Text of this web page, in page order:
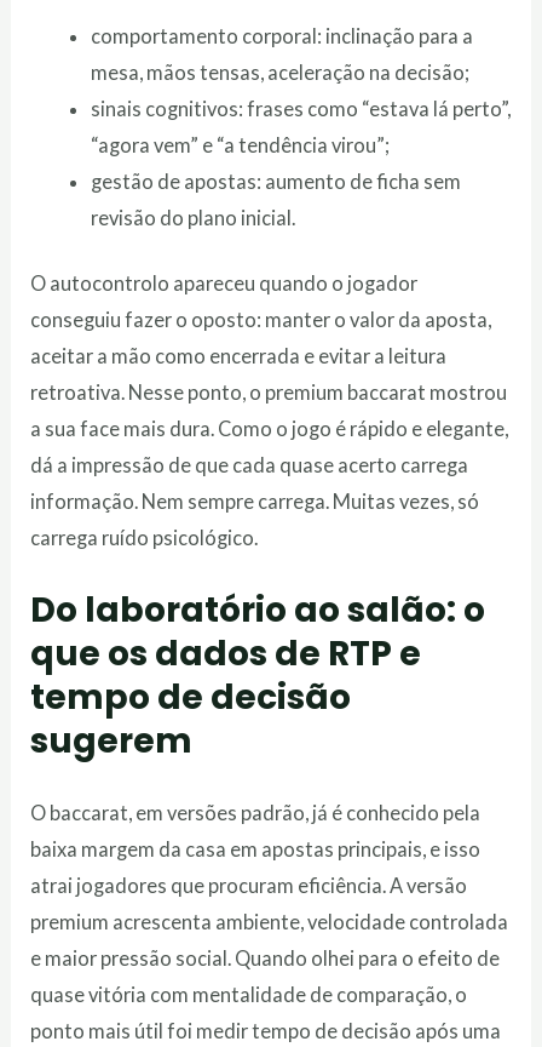
comportamento corporal: inclinação para a
mesa, mãos tensas, aceleração na decisão;
sinais cognitivos: frases como “estava lá perto”,
“agora vem” e “a tendência virou”;
gestão de apostas: aumento de ficha sem
revisão do plano inicial.
O autocontrolo apareceu quando o jogador
conseguiu fazer o oposto: manter o valor da aposta,
aceitar a mão como encerrada e evitar a leitura
retroativa. Nesse ponto, o premium baccarat mostrou
a sua face mais dura. Como o jogo é rápido e elegante,
dá a impressão de que cada quase acerto carrega
informação. Nem sempre carrega. Muitas vezes, só
carrega ruído psicológico.
Do laboratório ao salão: o
que os dados de RTP e
tempo de decisão
sugerem
O baccarat, em versões padrão, já é conhecido pela
baixa margem da casa em apostas principais, e isso
atrai jogadores que procuram eficiência. A versão
premium acrescenta ambiente, velocidade controlada
e maior pressão social. Quando olhei para o efeito de
quase vitória com mentalidade de comparação, o
ponto mais útil foi medir tempo de decisão após uma